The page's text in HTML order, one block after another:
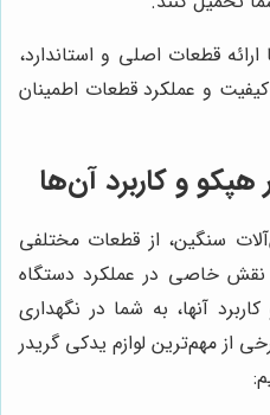
ارائه قطعات اصلی و استاندارد،
و عملکرد قطعات اطمینان
هپکو و کاربرد آن‌ها
سنگین، از قطعات مختلفی
خاصی در عملکرد دستگاه
آنها، به شما در نگهداری
از مهم‌ترین لوازم یدکی گریدر